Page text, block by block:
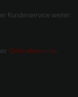
Kundenservice weiter:
Onlineformular.